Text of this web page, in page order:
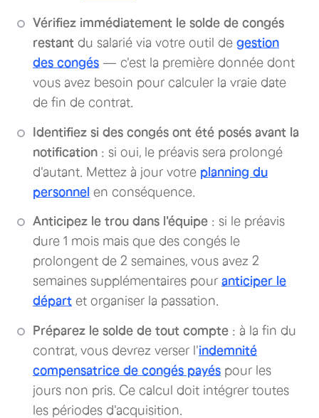
Vérifiez immédiatement le solde de congés
restant du salarié via votre outil de gestion
des congés — c'est la première donnée dont
vous avez besoin pour calculer la vraie date
de fin de contrat.
Identifiez si des congés ont été posés avant la
notification : si oui, le préavis sera prolongé
d'autant. Mettez à jour votre planning du
personnel en conséquence.
Anticipez le trou dans l'équipe : si le préavis
dure 1 mois mais que des congés le
prolongent de 2 semaines, vous avez 2
semaines supplémentaires pour anticiper le
départ et organiser la passation.
Préparez le solde de tout compte : à la fin du
contrat, vous devrez verser l'indemnité
compensatrice de congés payés pour les
jours non pris. Ce calcul doit intégrer toutes
les périodes d'acquisition.